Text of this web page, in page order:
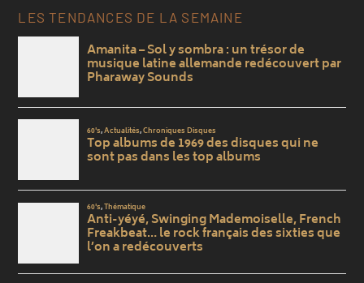
LES TENDANCES DE LA SEMAINE